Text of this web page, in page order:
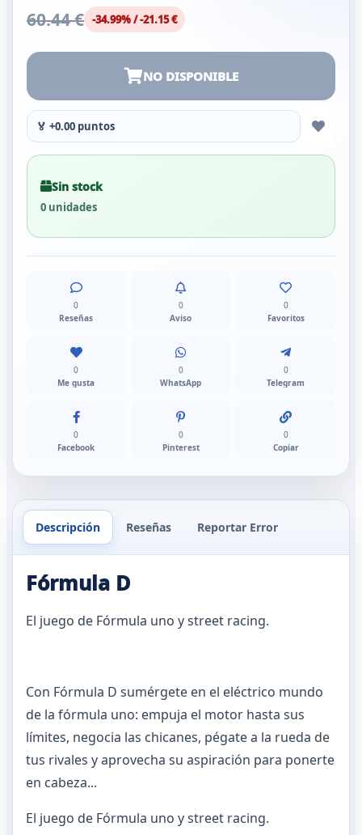
60.44 € -34.99% / -21.15 €
NO DISPONIBLE
🏅 +0.00 puntos
Sin stock
0 unidades
0
Reseñas
0
Aviso
0
Favoritos
0
Me gusta
0
WhatsApp
0
Telegram
0
Facebook
0
Pinterest
0
Copiar
Descripción Reseñas Reportar Error
Fórmula D
El juego de Fórmula uno y street racing.
Con Fórmula D sumérgete en el eléctrico mundo
de la fórmula uno: empuja el motor hasta sus
límites, negocia las chicanes, pégate a la rueda de
tus rivales y aprovecha su aspiración para ponerte
en cabeza...
El juego de Fórmula uno y street racing.